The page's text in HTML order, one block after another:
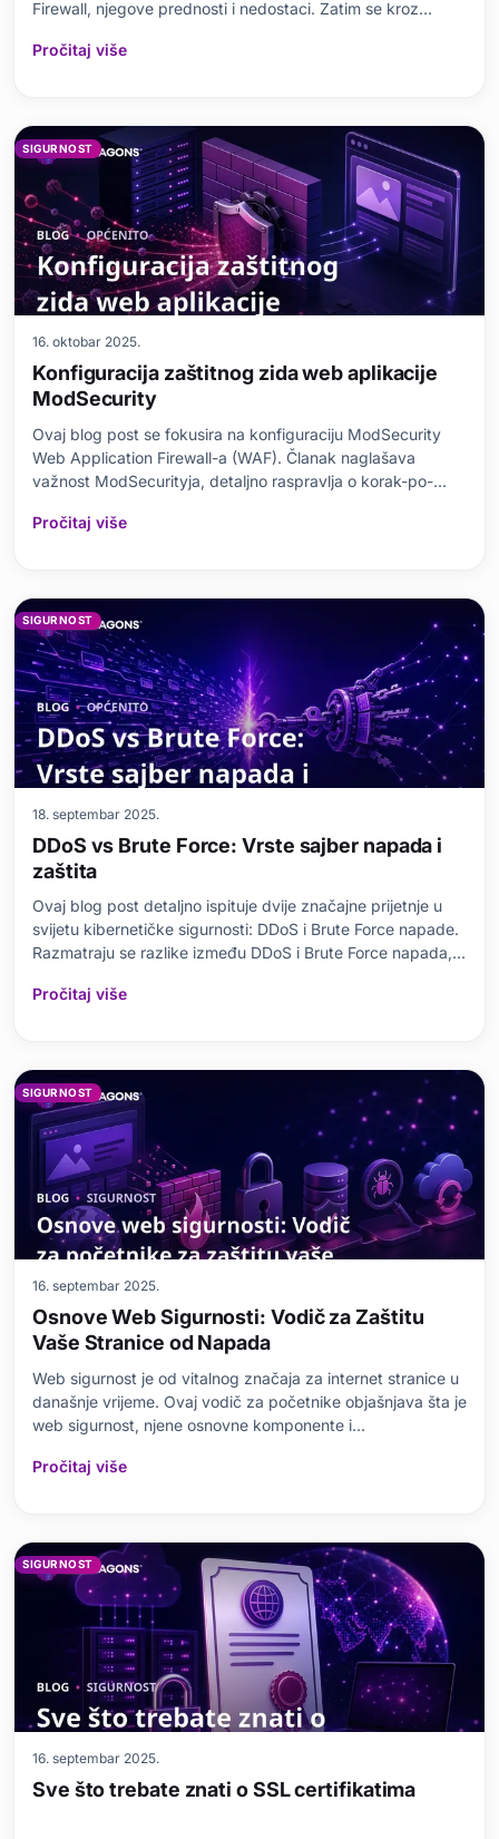
Firewall, njegove prednosti i nedostaci. Zatim se kroz
naglašava važnost zaštitnih zidova, CSF Firew
Pročitaj više
SIGURNOST
16. oktobar 2025.
Konfiguracija zaštitnog zida web aplikacije
ModSecurity
Ovaj blog post se fokusira na konfiguraciju ModSecurity
Web Application Firewall-a (WAF). Članak naglašava
važnost ModSecurityja, detaljno raspravlja o korak-po-
uobičajenim greškama. Također objašnjava razlike između
Pročitaj više
SIGURNOST
18. septembar 2025.
DDoS vs Brute Force: Vrste sajber napada i
zaštita
Ovaj blog post detaljno ispituje dvije značajne prijetnje u
svijetu kibernetičke sigurnosti: DDoS i Brute Force napade.
Razmatraju se razlike između DDoS i Brute Force napada,
napad, njegova potencijalna šteta i strategije za zaštitu od
Pročitaj više
SIGURNOST
16. septembar 2025.
Osnove Web Sigurnosti: Vodič za Zaštitu
Vaše Stranice od Napada
Web sigurnost je od vitalnog značaja za internet stranice u
današnje vrijeme. Ovaj vodič za početnike objašnjava šta je
web sigurnost, njene osnovne komponente i
detaljno se objašnjavaju koraci koje trebate preduzeti kako
Pročitaj više
SIGURNOST
16. septembar 2025.
Sve što trebate znati o SSL certifikatima